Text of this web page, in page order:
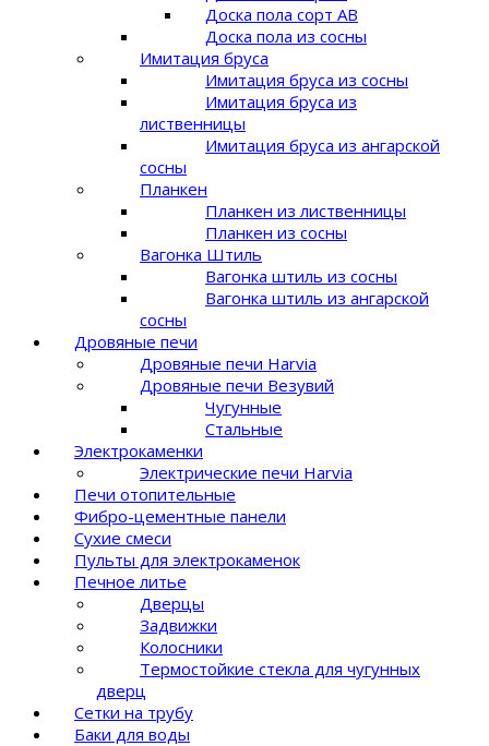
Доска пола сорт AB
Доска пола из сосны
Имитация бруса
Имитация бруса из сосны
Имитация бруса из
лиственницы
Имитация бруса из ангарской
сосны
Планкен
Планкен из лиственницы
Планкен из сосны
Вагонка Штиль
Вагонка штиль из сосны
Вагонка штиль из ангарской
сосны
Дровяные печи
Дровяные печи Harvia
Дровяные печи Везувий
Чугунные
Стальные
Электрокаменки
Электрические печи Harvia
Печи отопительные
Фибро-цементные панели
Сухие смеси
Пульты для электрокаменок
Печное литье
Дверцы
Задвижки
Колосники
Термостойкие стекла для чугунных
дверц
Сетки на трубу
Баки для воды